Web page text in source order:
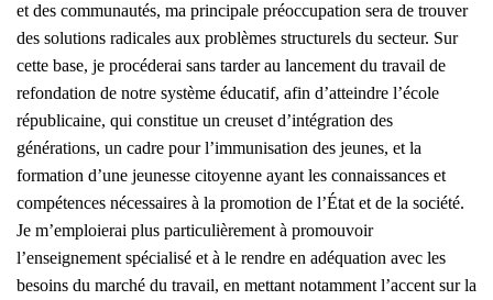
et des communautés, ma principale préoccupation sera de trouver
des solutions radicales aux problèmes structurels du secteur. Sur
cette base, je procéderai sans tarder au lancement du travail de
refondation de notre système éducatif, afin d’atteindre l’école
républicaine, qui constitue un creuset d’intégration des
générations, un cadre pour l’immunisation des jeunes, et la
formation d’une jeunesse citoyenne ayant les connaissances et
compétences nécessaires à la promotion de l’État et de la société.
Je m’emploierai plus particulièrement à promouvoir
l’enseignement spécialisé et à le rendre en adéquation avec les
besoins du marché du travail, en mettant notamment l’accent sur la